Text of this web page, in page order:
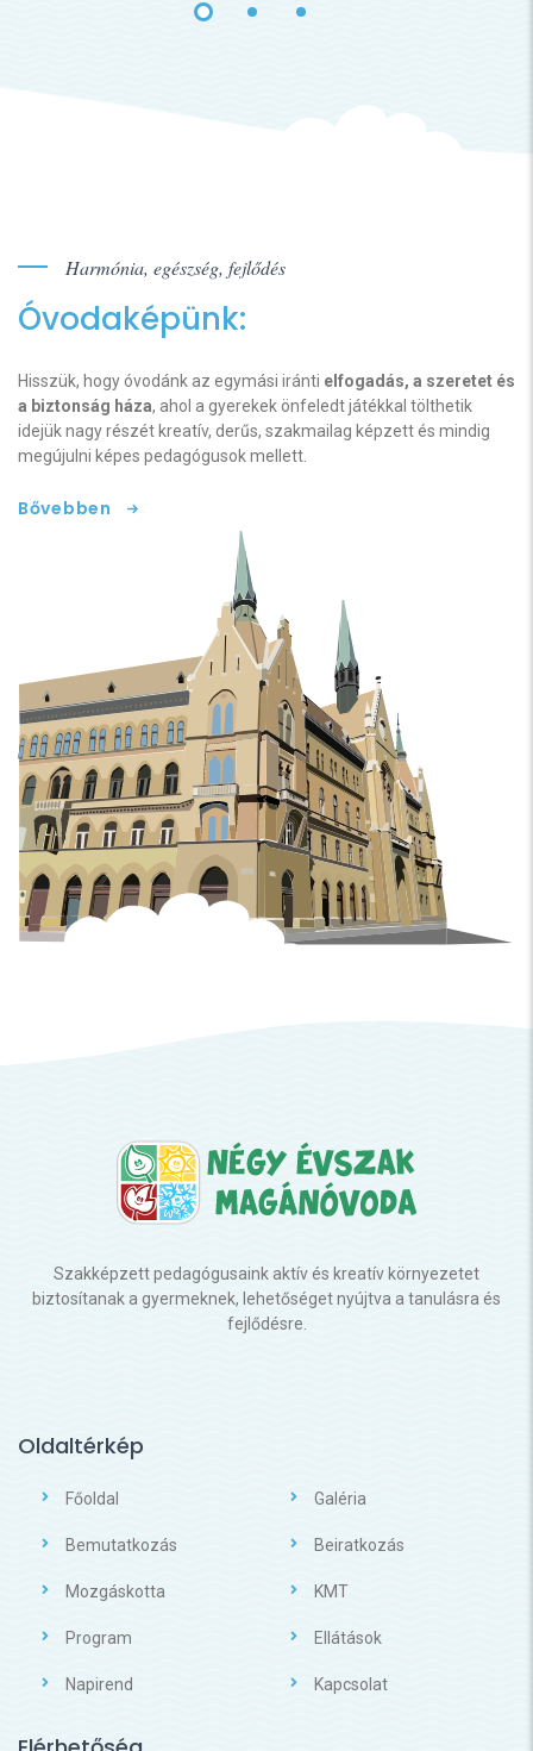
Harmónia, egészség, fejlődés
Óvodaképünk:
Hisszük, hogy óvodánk az egymási iránti elfogadás, a szeretet és
a biztonság háza, ahol a gyerekek önfeledt játékkal tölthetik
idejük nagy részét kreatív, derűs, szakmailag képzett és mindig
megújulni képes pedagógusok mellett.
Bővebben
Szakképzett pedagógusaink aktív és kreatív környezetet
biztosítanak a gyermeknek, lehetőséget nyújtva a tanulásra és
fejlődésre.
Oldaltérkép
Főoldal Galéria
Bemutatkozás Beiratkozás
Mozgáskotta KMT
Program Ellátások
Napirend Kapcsolat